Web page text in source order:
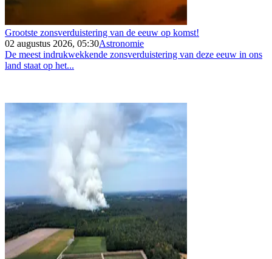
Grootste zonsverduistering van de eeuw op komst!
02 augustus 2026, 05:30Astronomie
De meest indrukwekkende zonsverduistering van deze eeuw in ons
land staat op het...